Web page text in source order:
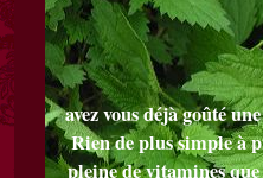
avez vous déjà goûté
Rien de plus simple à
pleine de vitamines